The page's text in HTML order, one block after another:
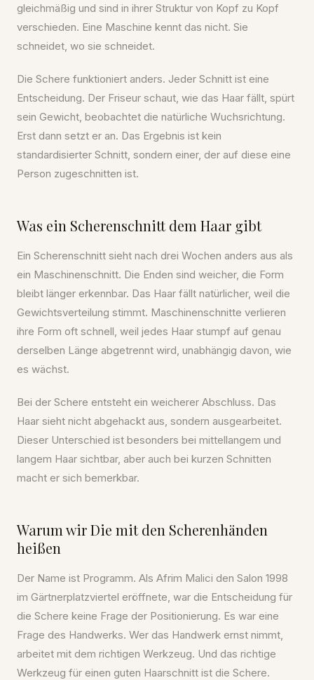
gleichmäßig und sind in ihrer Struktur von Kopf zu Kopf
verschieden. Eine Maschine kennt das nicht. Sie
schneidet, wo sie schneidet.
Die Schere funktioniert anders. Jeder Schnitt ist eine
Entscheidung. Der Friseur schaut, wie das Haar fällt, spürt
sein Gewicht, beobachtet die natürliche Wuchsrichtung.
Erst dann setzt er an. Das Ergebnis ist kein
standardisierter Schnitt, sondern einer, der auf diese eine
Person zugeschnitten ist.
Was ein Scherenschnitt dem Haar gibt
Ein Scherenschnitt sieht nach drei Wochen anders aus als
ein Maschinenschnitt. Die Enden sind weicher, die Form
bleibt länger erkennbar. Das Haar fällt natürlicher, weil die
Gewichtsverteilung stimmt. Maschinenschnitte verlieren
ihre Form oft schnell, weil jedes Haar stumpf auf genau
derselben Länge abgetrennt wird, unabhängig davon, wie
es wächst.
Bei der Schere entsteht ein weicherer Abschluss. Das
Haar sieht nicht abgehackt aus, sondern ausgearbeitet.
Dieser Unterschied ist besonders bei mittellangem und
langem Haar sichtbar, aber auch bei kurzen Schnitten
macht er sich bemerkbar.
Warum wir Die mit den Scherenhänden
heißen
Der Name ist Programm. Als Afrim Malici den Salon 1998
im Gärtnerplatzviertel eröffnete, war die Entscheidung für
die Schere keine Frage der Positionierung. Es war eine
Frage des Handwerks. Wer das Handwerk ernst nimmt,
arbeitet mit dem richtigen Werkzeug. Und das richtige
Werkzeug für einen guten Haarschnitt ist die Schere.